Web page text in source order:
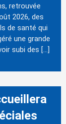
retrouvée
2026, des
de santé qui
une grande
subi des […]